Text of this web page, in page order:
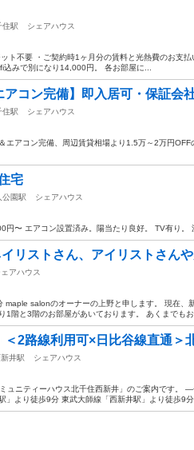
住駅
シェアハウス
ト不要 ・ご契約時1ヶ月分の賃料と光熱費のお
みで別になり14,000円。 各お部屋に...
アコン完備】即入居可・保証
住駅
シェアハウス
エアコン完備、周辺賃貸相場より1.5万～2万円OFF
宅
公園駅
シェアハウス
円〜 エアコン設置済み。陽当たり良好。 TV有り。
リストさん、アイリストさん
ェアハウス
maple salonのオーナーの上野と申します。 現在、
1階と3階のお部屋があいております。 あくまでもお
2路線利用可×日比谷線直通＞
井駅
シェアハウス
ュニティーハウス北千住西新井」のご案内です
」より徒歩9分 東武大師線「西新井駅」より徒歩9